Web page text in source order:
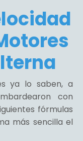
ya lo saben, a
con
fórmulas
más sencilla el